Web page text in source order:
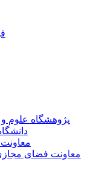
پژوهشگاه علوم
معاونت فضای